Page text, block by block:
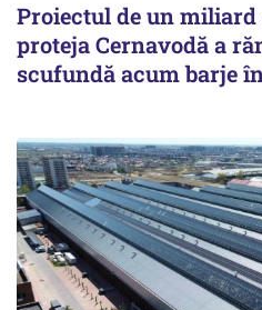
Proiectul de un miliard
proteja Cernavodă a
scufundă acum barje